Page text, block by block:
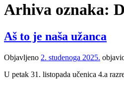
Arhiva oznaka:
Aš to je naša užanca
Objavljeno 2. studenoga 2025.
U petak 31. listopada učenica 4.a